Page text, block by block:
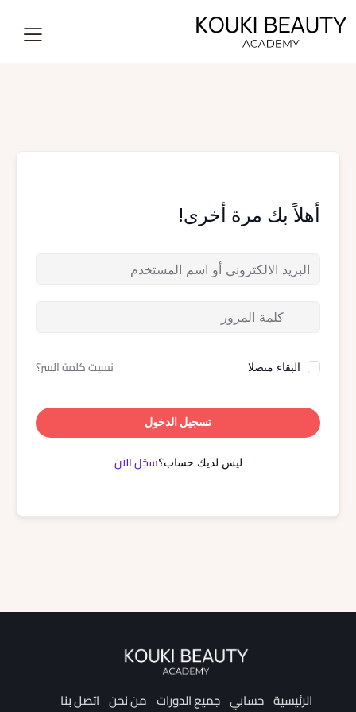
أهلاً بك مرة أخرى!
البقاء متصلا نسيت كلمة السر؟
تسجيل الدخول
ليس لديك حساب؟سجّل الآن
الرئيسية حسابي جميع الدورات من نحن اتصل بنا